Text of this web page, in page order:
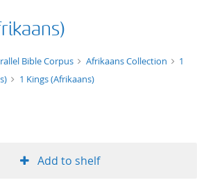
Bible Corpus Afrikaans Collection
1
1 Kings (Afrikaans)
Add to shelf